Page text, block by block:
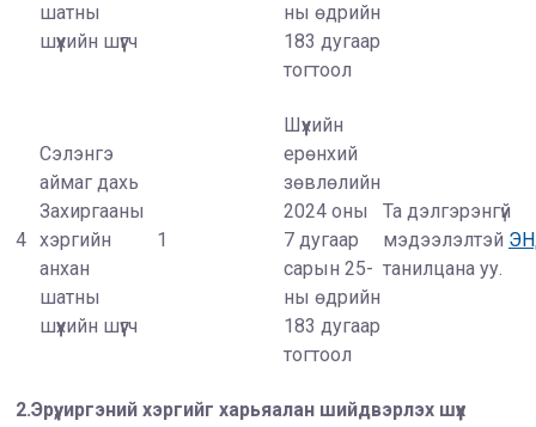
шатны
шүүхийн шүүгч
ны өдрийн
183 дугаар
тогтоол
4
Сэлэнгэ
аймаг дахь
Захиргааны
хэргийн
анхан
шатны
шүүхийн шүүгч
1
Шүүхийн
ерөнхий
зөвлөлийн
2024 оны
7 дугаар
сарын 25-
ны өдрийн
183 дугаар
тогтоол
Та дэлгэрэнгүй
мэдээлэлтэй
танилцана уу.
2.Эрүү, иргэний хэргийг харьяалан шийдвэрлэх шүүх